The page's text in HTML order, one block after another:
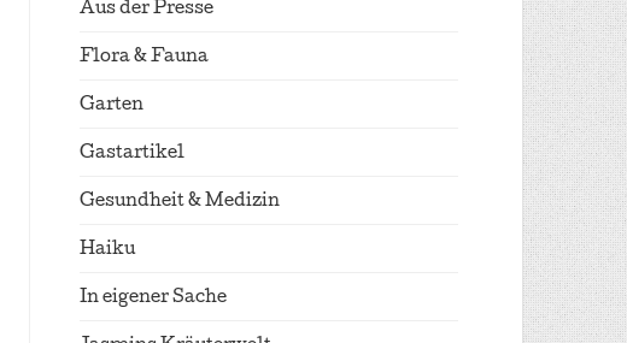
Aus der Presse
Flora & Fauna
Garten
Gastartikel
Gesundheit & Medizin
Haiku
In eigener Sache